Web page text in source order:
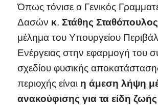
Όπως τόνισε ο Γενικός
Δασών κ. Στάθης Σταθόπουλος
μέλημα του Υπουργείου
Ενέργειας στην εφαρμογή του
σχεδίου φυσικής
περιοχής είναι η άμεση λήψη
ανακούφισης για τα είδη